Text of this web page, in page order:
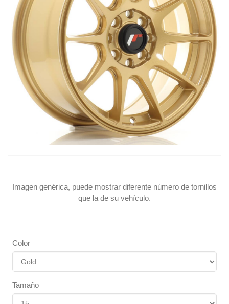
Imagen genérica, puede mostrar diferente número de tornillos
que la de su vehículo.
Color
Tamaño